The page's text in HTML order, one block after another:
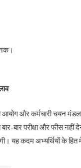
आयोग और कर्मचारी चयन
बार-बार परीक्षा और फीस
यह कदम अभ्यर्थियों के हित